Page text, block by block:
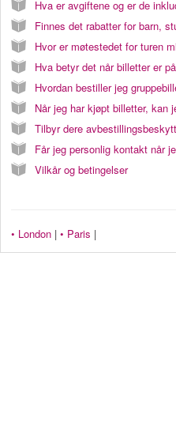
Hva er avgiftene og er de
Finnes det rabatter for barn,
Hvor er møtestedet for turen
Hva betyr det når billetter er
Hvordan bestiller jeg
Når jeg har kjøpt billetter, kan
Tilbyr dere
Får jeg personlig kontakt når
Vilkår og betingelser
• London | • Paris |